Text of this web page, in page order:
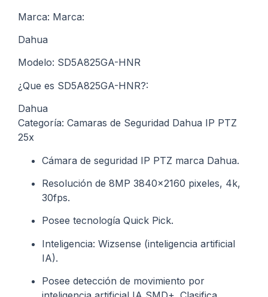
Marca: Marca:
Dahua
Modelo: SD5A825GA-HNR
¿Que es SD5A825GA-HNR?:
Dahua
Categoría: Camaras de Seguridad Dahua IP PTZ
25x
Cámara de seguridad IP PTZ marca Dahua.
Resolución de 8MP 3840×2160 pixeles, 4k,
30fps.
Posee tecnología Quick Pick.
Inteligencia: Wizsense (inteligencia artificial
IA).
Posee detección de movimiento por